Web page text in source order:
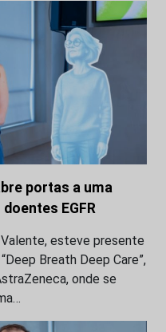
portas a uma
EGFR
esteve presente
Breath Deep Care”,
onde se